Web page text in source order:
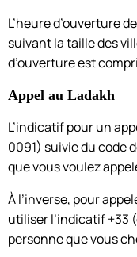
L’heure d’ouverture
suivant la taille des
d’ouverture est
Appel au Ladakh
L’indicatif pour un
0091) suivie du code
que vous voulez
À l’inverse, pour
utiliser l’indicatif +33
personne que vous